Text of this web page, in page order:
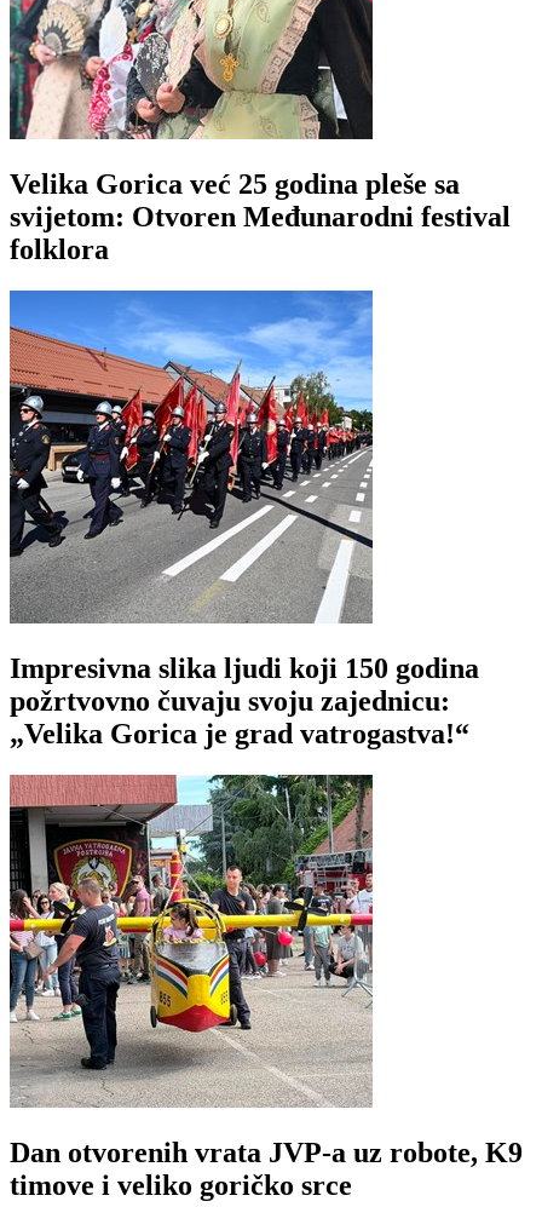
Velika Gorica već 25 godina pleše sa
svijetom: Otvoren Međunarodni festival
folklora
Impresivna slika ljudi koji 150 godina
požrtvovno čuvaju svoju zajednicu:
„Velika Gorica je grad vatrogastva!“
Dan otvorenih vrata JVP-a uz robote, K9
timove i veliko goričko srce